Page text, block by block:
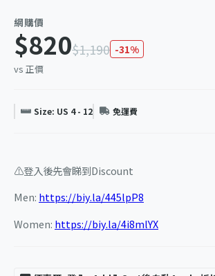
網購價
$820$1,190 -31%
vs 正價
Size: US 4 - 12 免運費
⚠️登入後先會睇到Discount
Men: https://biy.la/445lpP8
Women: https://biy.la/4i8mlYX